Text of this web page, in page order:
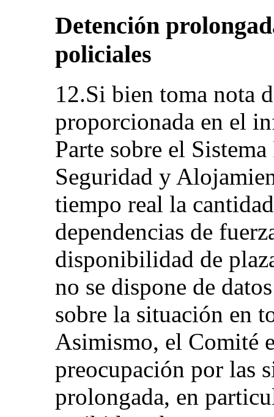
Detención
policiales
12.Si bien toma nota
proporcionada en el
Parte sobre el
Seguridad y
tiempo real la
dependencias de
disponibilidad de
no se dispone de
sobre la situación en
Asimismo, el Comité
preocupación por las
prolongada, en